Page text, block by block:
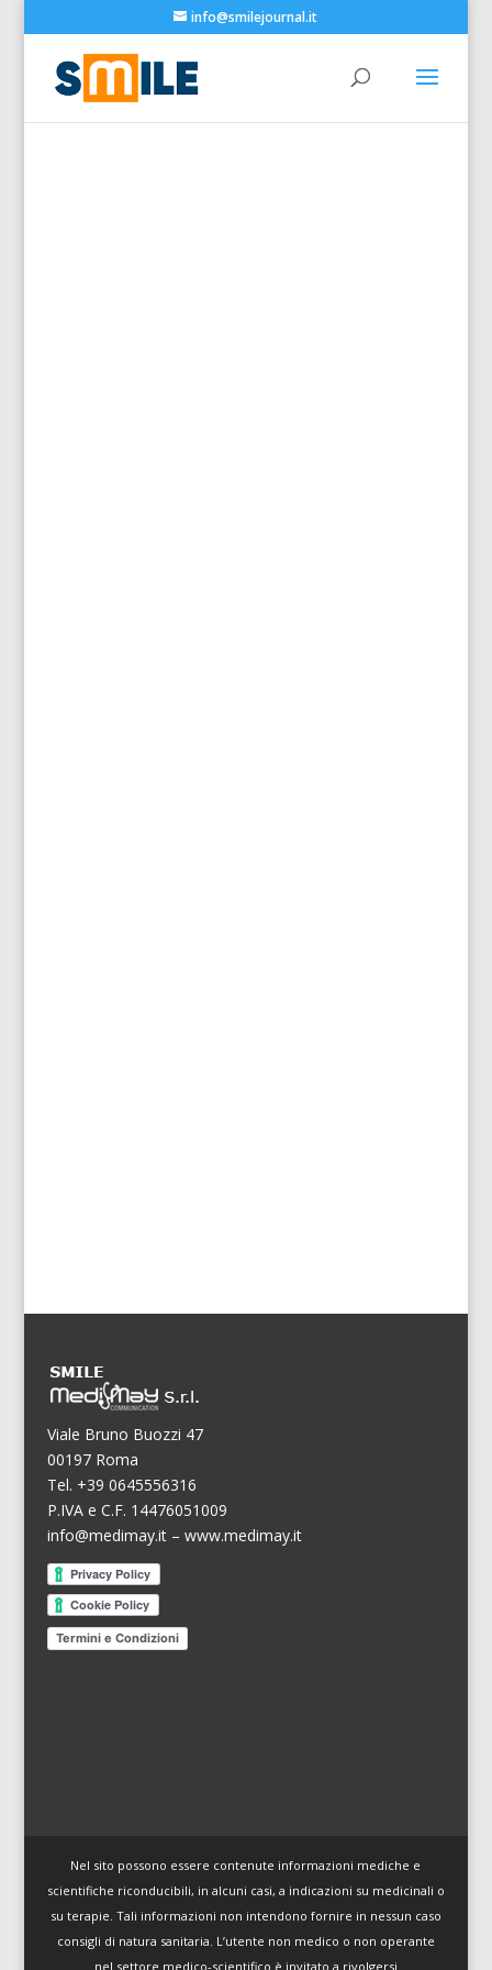
info@smilejournal.it
Viale Bruno Buozzi 47
00197 Roma
Tel. +39 0645556316
P.IVA e C.F. 14476051009
info@medimay.it– www.medimay.it
Termini e Condizioni
Nel sito possono essere contenute informazioni mediche e
scientifiche riconducibili, in alcuni casi, a indicazioni su medicinali o
su terapie. Tali informazioni non intendono fornire in nessun caso
consigli di natura sanitaria. L’utente non medico o non operante
nel settore medico-scientifico è invitato a rivolgersi